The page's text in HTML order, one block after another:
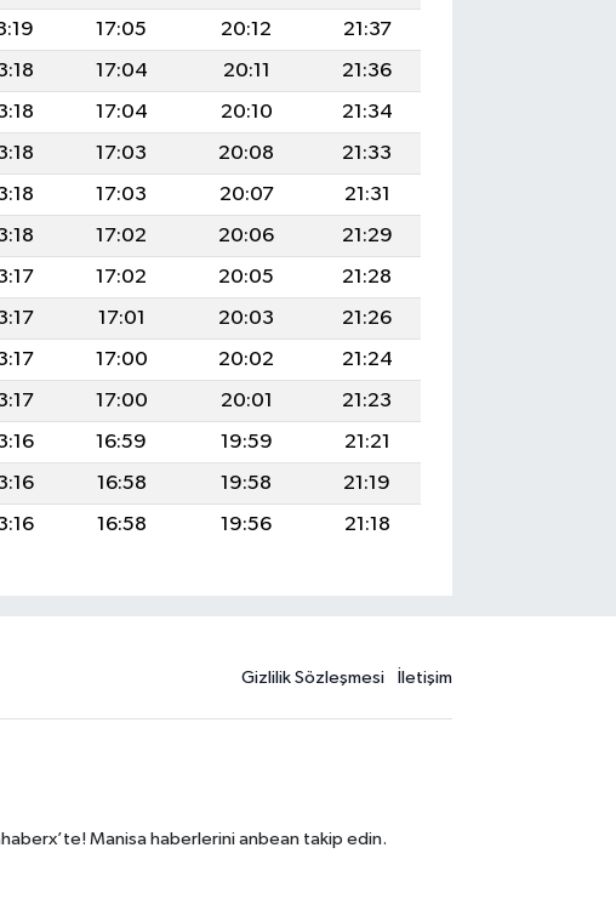
17:05 20:12
21:37
17:04 20:11
21:36
17:04 20:10
21:34
17:03 20:08
21:33
17:03 20:07
21:31
17:02 20:06
21:29
17:02 20:05
21:28
17:01 20:03
21:26
17:00 20:02
21:24
17:00 20:01
21:23
16:59 19:59
21:21
16:58 19:58
21:19
16:58 19:56 21:18
Gizlilik Sözleşmesi İletişim
Manisa haberlerini anbean takip edin.